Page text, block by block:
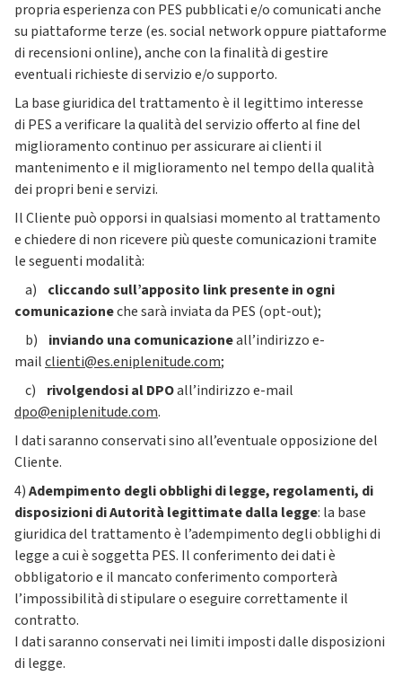
propria esperienza con PES pubblicati e/o comunicati anche
su piattaforme terze (es. social network oppure piattaforme
di recensioni online), anche con la finalità di gestire
eventuali richieste di servizio e/o supporto.
La base giuridica del trattamento è il legittimo interesse
di PES a verificare la qualità del servizio offerto al fine del
miglioramento continuo per assicurare ai clienti il
mantenimento e il miglioramento nel tempo della qualità
dei propri beni e servizi.
Il Cliente può opporsi in qualsiasi momento al trattamento
e chiedere di non ricevere più queste comunicazioni tramite
le seguenti modalità:
a) cliccando sull’apposito link presente in ogni
comunicazioneche sarà inviata da PES (opt-out);
b) inviando una comunicazioneall’indirizzo e-
mailclienti@es.eniplenitude.com;
c) rivolgendosi al DPOall’indirizzo e-mail
dpo@eniplenitude.com.
I dati saranno conservati sino all’eventuale opposizione del
Cliente.
4)Adempimento degli obblighi di legge, regolamenti, di
disposizioni di Autorità legittimate dalla legge: la base
giuridica del trattamento è l’adempimento degli obblighi di
legge a cui è soggetta PES. Il conferimento dei dati è
obbligatorio e il mancato conferimento comporterà
l’impossibilità di stipulare o eseguire correttamente il
contratto.
I dati saranno conservati nei limiti imposti dalle disposizioni
di legge.